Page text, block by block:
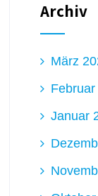
Archiv
März
Januar